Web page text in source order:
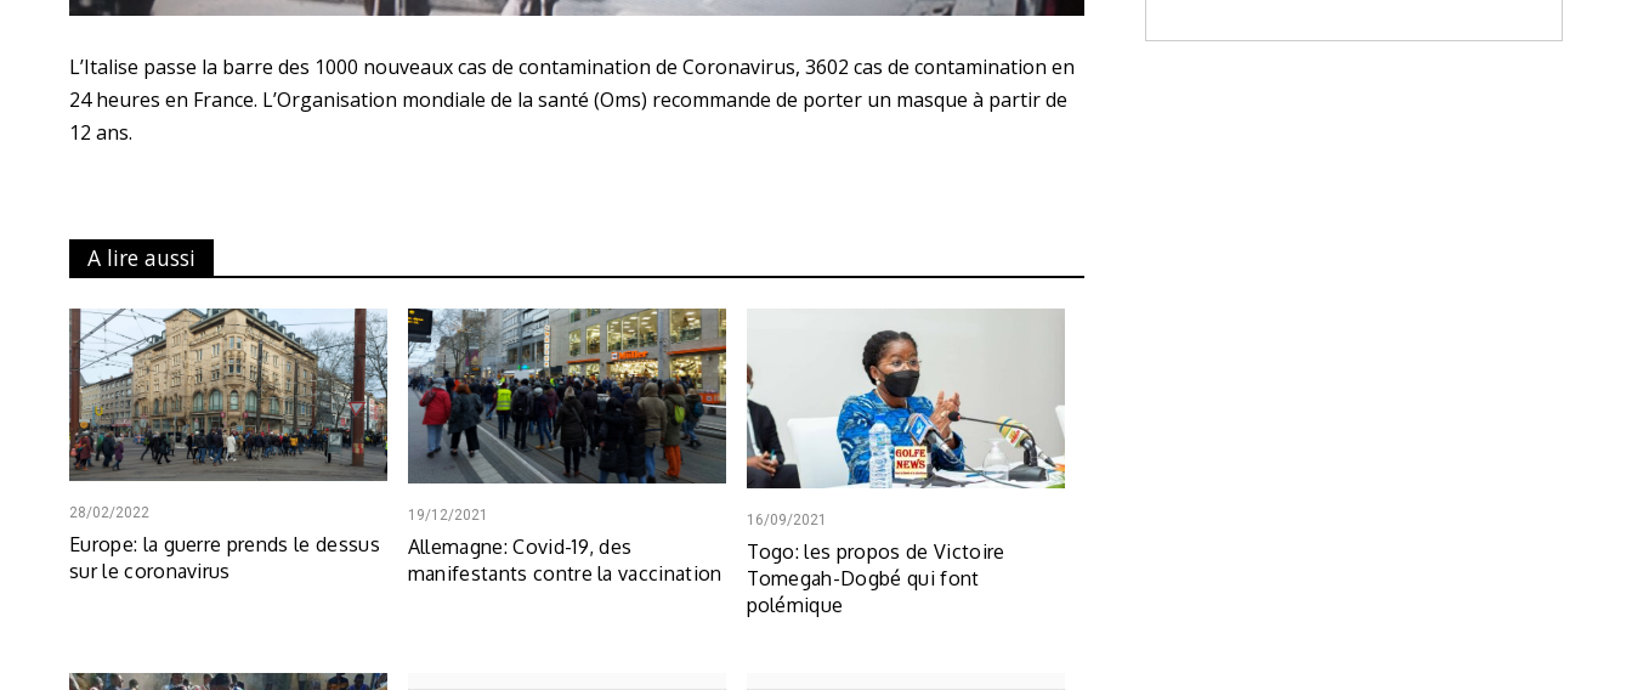
L’Italise passe la barre des 1000 nouveaux cas de contamination de Coronavirus, 3602 cas de contamination en
24 heures en France. L’Organisation mondiale de la santé (Oms) recommande de porter un masque à partir de
12 ans.
A lire aussi
28/02/2022
Europe: la guerre prends le dessus
sur le coronavirus
19/12/2021
Allemagne: Covid-19, des
manifestants contre la vaccination
16/09/2021
Togo: les propos de Victoire
Tomegah-Dogbé qui font
polémique